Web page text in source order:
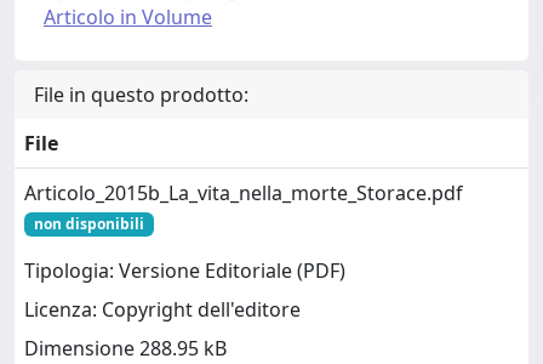
Articolo in Volume
File in questo prodotto:
File
Articolo_2015b_La_vita_nella_morte_Storace.pdf
non disponibili
Tipologia: Versione Editoriale (PDF)
Licenza: Copyright dell'editore
Dimensione 288.95 kB